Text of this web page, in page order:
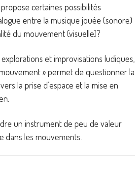
certaines possibilités
entre la musique jouée (sonore)
du mouvement (visuelle)?
et improvisations ludiques,
» permet de questionner la
la prise d’espace et la mise en
un instrument de peu de valeur
dans les mouvements.